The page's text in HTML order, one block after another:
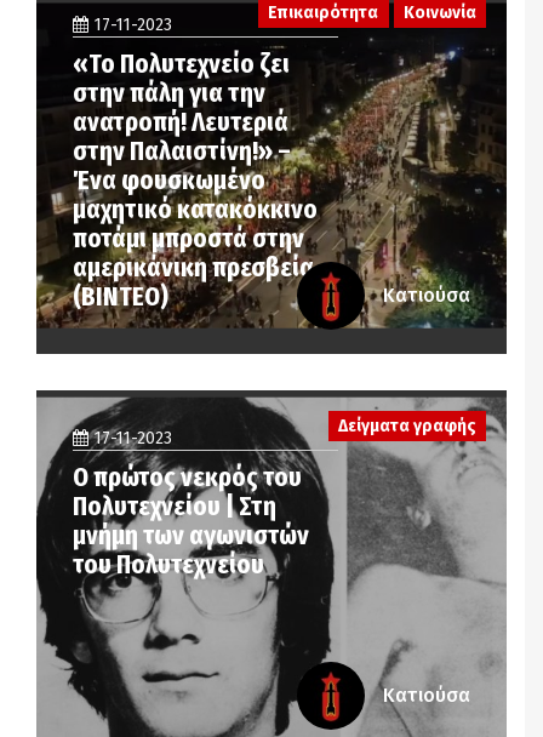
17-11-2023
«Το Πολυτεχνείο ζει
στην πάλη για την
ανατροπή! Λευτεριά
στην Παλαιστίνη!» –
Ένα φουσκωμένο
μαχητικό κατακόκκινο
ποτάμι μπροστά στην
αμερικάνικη πρεσβεία
(ΒΙΝΤΕΟ)
Επικαιρότητα Κοινωνία
Κατιούσα
17-11-2023
Ο πρώτος νεκρός του
Πολυτεχνείου | Στη
μνήμη των αγωνιστών
του Πολυτεχνείου
Δείγματα γραφής
Κατιούσα